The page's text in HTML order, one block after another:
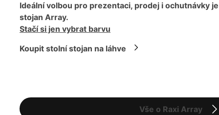
Vše o Raxi Array
Ideální volbou pro prezentaci, prodej i ochutnávky
stojan Array.
Stačí si jen vybrat barvu
Koupit stolní stojan na láhve